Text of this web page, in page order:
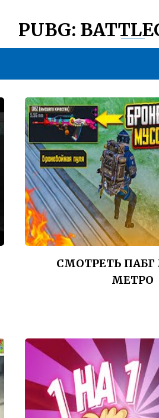
PUBG:
СМОТРЕТЬ
МЕТРО